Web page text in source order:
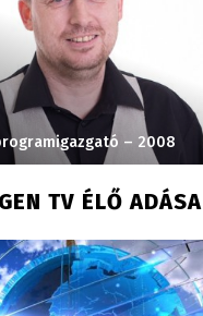
– 2008
TV ÉLŐ ADÁSA